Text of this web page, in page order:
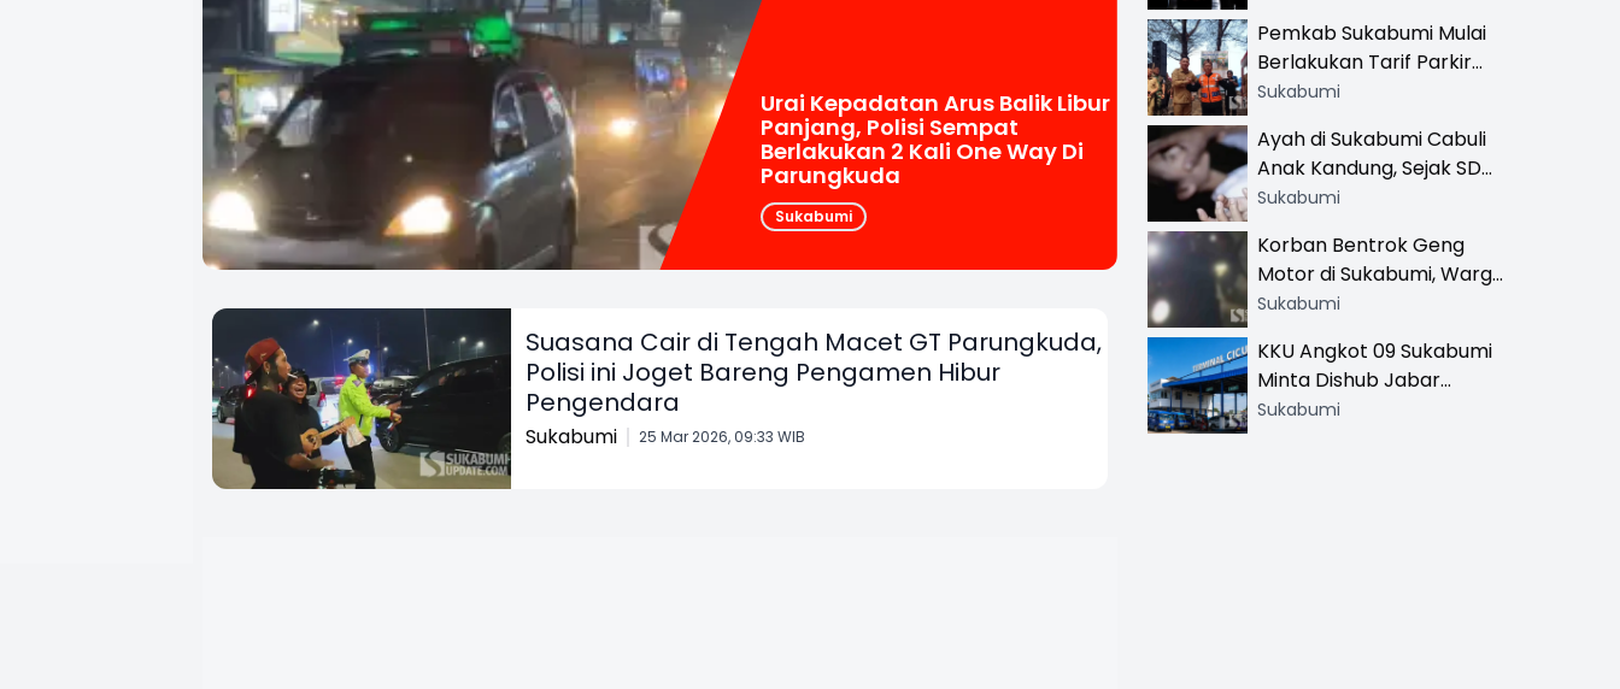
Urai Kepadatan Arus Balik Libur
Panjang, Polisi Sempat
Berlakukan 2 Kali One Way Di
Parungkuda
Sukabumi
Suasana Cair di Tengah Macet GT Parungkuda,
Polisi ini Joget Bareng Pengamen Hibur
Pengendara
Sukabumi 25 Mar 2026, 09:33 WIB
Pemkab Sukabumi Mulai
Berlakukan Tarif Parkir
Resmi di 13 Lokasi Wisata,
Khusus
Sukabumi
Ayah di Sukabumi Cabuli
Anak Kandung, Sejak SD
Hingga SMA
Sukabumi
Korban Bentrok Geng
Motor di Sukabumi, Warga
dan Sopir Tangki
Sukabumi
KKU Angkot 09 Sukabumi
Minta Dishub Jabar
Tertibkan Trayek Ciawi-
Sukabumi